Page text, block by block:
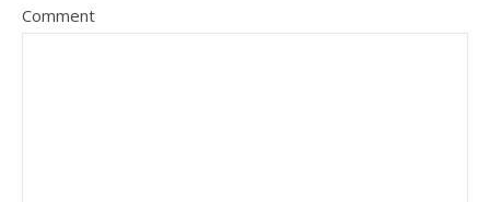
Comment